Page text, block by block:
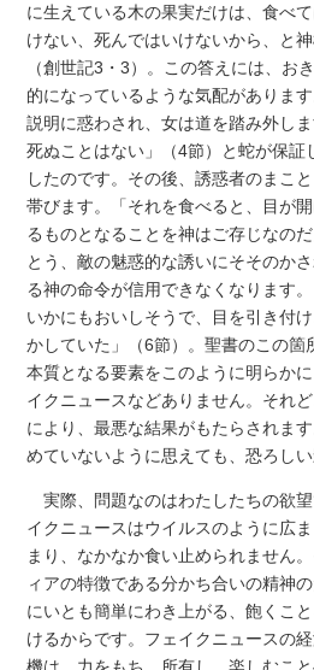
に生えている木の果実だけは、食べ
けない、死んではいけないから、と
（創世記3・3）。この答えには、お
的になっているような気配がありま
説明に惑わされ、女は道を踏み外し
死ぬことはない」（4節）と蛇が保証
したのです。その後、誘惑者のまこ
帯びます。「それを食べると、目が
るものとなることを神はご存じなの
とう、敵の魅惑的な誘いにそそのか
る神の命令が信用できなくなります
いかにもおいしそうで、目を引き付
かしていた」（6節）。聖書のこの箇
本質となる要素をこのように明らか
イクニュースなどありません。それ
により、最悪な結果がもたらされま
めていないように思えても、恐ろし
実際、問題なのはわたしたちの欲
イクニュースはウイルスのように広
まり、なかなか食い止められません
ィアの特徴である分かち合いの精神
にいとも簡単にわき上がる、飽くこ
けるからです。フェイクニュースの
機は、力をもち、所有し、楽しむこ